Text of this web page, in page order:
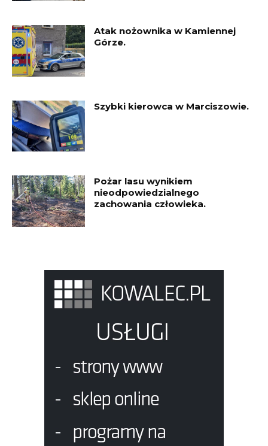
Atak nożownika w Kamiennej
Górze.
Szybki kierowca w Marciszowie.
Pożar lasu wynikiem
nieodpowiedzialnego
zachowania człowieka.